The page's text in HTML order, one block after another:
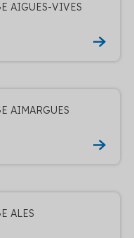
AIGUES-VIVES
AIMARGUES
ALES